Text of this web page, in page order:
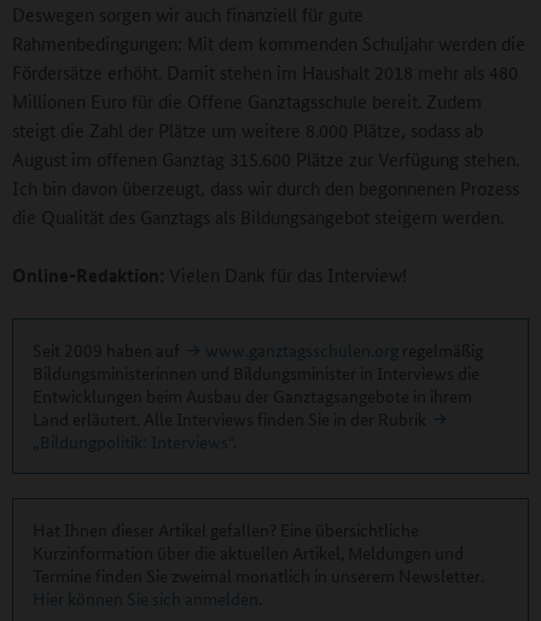
Deswegen sorgen wir auch finanziell für gute
Rahmenbedingungen: Mit dem kommenden Schuljahr werden die
Fördersätze erhöht. Damit stehen im Haushalt 2018 mehr als 480
Millionen Euro für die Offene Ganztagsschule bereit. Zudem
steigt die Zahl der Plätze um weitere 8.000 Plätze, sodass ab
August im offenen Ganztag 315.600 Plätze zur Verfügung stehen.
Ich bin davon überzeugt, dass wir durch den begonnenen Prozess
die Qualität des Ganztags als Bildungsangebot steigern werden.
Online-Redaktion: Vielen Dank für das Interview!
www.ganztagsschulen.org
„Bildungpolitik: Interviews“
Hier können Sie sich anmelden